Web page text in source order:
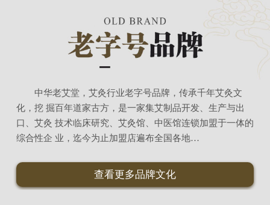
中华老艾堂，艾灸行业老字号品牌，传承千年艾灸文
化，挖 掘百年道家古方，是一家集艾制品开发、生产与出
口、艾灸 技术临床研究、艾灸馆、中医馆连锁加盟于一体的
综合性企 业，迄今为止加盟店遍布全国各地…
查看更多品牌文化